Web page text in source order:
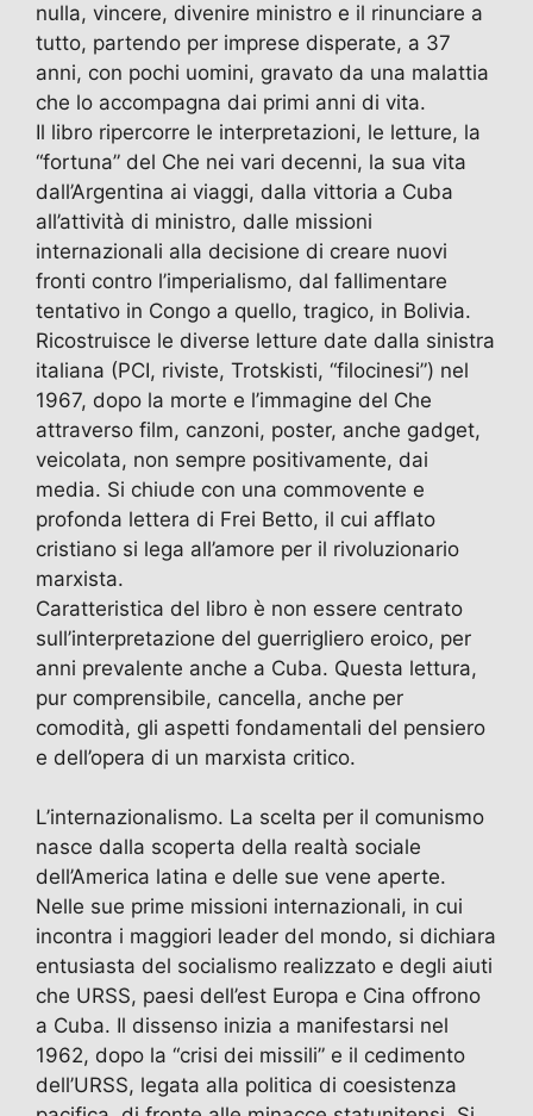
nulla, vincere, divenire ministro e il rinunciare a
tutto, partendo per imprese disperate, a 37
anni, con pochi uomini, gravato da una malattia
che lo accompagna dai primi anni di vita.
Il libro ripercorre le interpretazioni, le letture, la
“fortuna” del Che nei vari decenni, la sua vita
dall’Argentina ai viaggi, dalla vittoria a Cuba
all’attività di ministro, dalle missioni
internazionali alla decisione di creare nuovi
fronti contro l’imperialismo, dal fallimentare
tentativo in Congo a quello, tragico, in Bolivia.
Ricostruisce le diverse letture date dalla sinistra
italiana (PCI, riviste, Trotskisti, “filocinesi”) nel
1967, dopo la morte e l’immagine del Che
attraverso film, canzoni, poster, anche gadget,
veicolata, non sempre positivamente, dai
media. Si chiude con una commovente e
profonda lettera di Frei Betto, il cui afflato
cristiano si lega all’amore per il rivoluzionario
marxista.
Caratteristica del libro è non essere centrato
sull’interpretazione del guerrigliero eroico, per
anni prevalente anche a Cuba. Questa lettura,
pur comprensibile, cancella, anche per
comodità, gli aspetti fondamentali del pensiero
e dell’opera di un marxista critico.
L’internazionalismo. La scelta per il comunismo
nasce dalla scoperta della realtà sociale
dell’America latina e delle sue vene aperte.
Nelle sue prime missioni internazionali, in cui
incontra i maggiori leader del mondo, si dichiara
entusiasta del socialismo realizzato e degli aiuti
che URSS, paesi dell’est Europa e Cina offrono
a Cuba. Il dissenso inizia a manifestarsi nel
1962, dopo la “crisi dei missili” e il cedimento
dell’URSS, legata alla politica di coesistenza